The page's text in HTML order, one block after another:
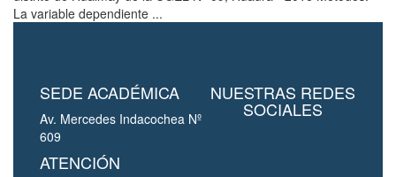
La variable dependiente ...
SEDE ACADÉMICA
Av. Mercedes Indacochea Nº
609
ATENCIÓN
NUESTRAS REDES
SOCIALES